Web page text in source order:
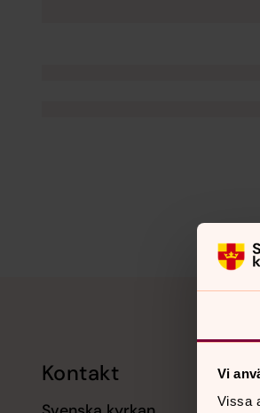
Vi
Vissa
Kontakt